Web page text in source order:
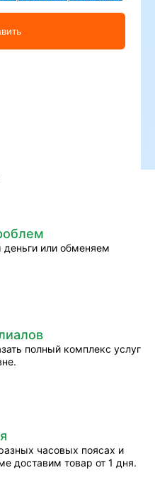
или обменяем
полный комплекс услуг
часовых поясах и
доставим товар от 1 дня.